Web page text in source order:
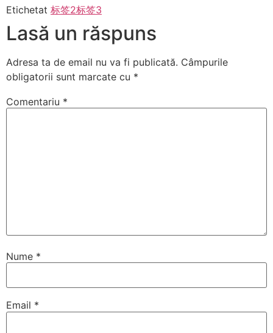
Etichetat 标签2标签3
Lasă un răspuns
Adresa ta de email nu va fi publicată. Câmpurile
obligatorii sunt marcate cu *
Comentariu *
Nume *
Email *